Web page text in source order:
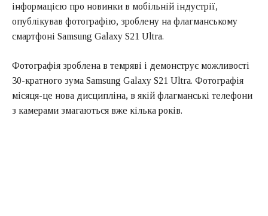
інформацією про новинки в мобільній індустрії,
опублікував фотографію, зроблену на флагманському
смартфоні Samsung Galaxy S21 Ultra.
Фотографія зроблена в темряві і демонструє можливості
30-кратного зума Samsung Galaxy S21 Ultra. Фотографія
місяця-це нова дисципліна, в якій флагманські телефони
з камерами змагаються вже кілька років.